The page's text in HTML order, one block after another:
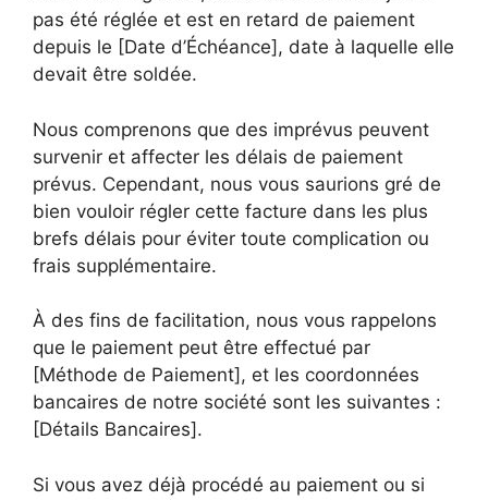
pas été réglée et est en retard de paiement
depuis le [Date d’Échéance], date à laquelle elle
devait être soldée.
Nous comprenons que des imprévus peuvent
survenir et affecter les délais de paiement
prévus. Cependant, nous vous saurions gré de
bien vouloir régler cette facture dans les plus
brefs délais pour éviter toute complication ou
frais supplémentaire.
À des fins de facilitation, nous vous rappelons
que le paiement peut être effectué par
[Méthode de Paiement], et les coordonnées
bancaires de notre société sont les suivantes :
[Détails Bancaires].
Si vous avez déjà procédé au paiement ou si